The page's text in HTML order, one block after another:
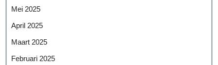
Mei 2025
April 2025
Maart 2025
Februari 2025